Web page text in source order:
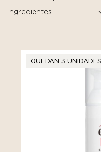
Ingredientes
QUEDAN 3 UNIDADES